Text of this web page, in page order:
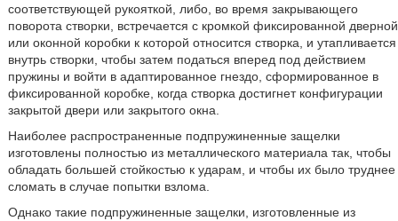
соответствующей рукояткой, либо, во время закрывающего
поворота створки, встречается с кромкой фиксированной дверной
или оконной коробки к которой относится створка, и утапливается
внутрь створки, чтобы затем податься вперед под действием
пружины и войти в адаптированное гнездо, сформированное в
фиксированной коробке, когда створка достигнет конфигурации
закрытой двери или закрытого окна.
Наиболее распространенные подпружиненные защелки
изготовлены полностью из металлического материала так, чтобы
обладать большей стойкостью к ударам, и чтобы их было труднее
сломать в случае попытки взлома.
Однако такие подпружиненные защелки, изготовленные из